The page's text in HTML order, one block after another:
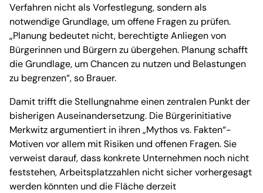
Verfahren nicht als Vorfestlegung, sondern als
notwendige Grundlage, um offene Fragen zu prüfen.
„Planung bedeutet nicht, berechtigte Anliegen von
Bürgerinnen und Bürgern zu übergehen. Planung schafft
die Grundlage, um Chancen zu nutzen und Belastungen
zu begrenzen“, so Brauer.
Damit trifft die Stellungnahme einen zentralen Punkt der
bisherigen Auseinandersetzung. Die Bürgerinitiative
Merkwitz argumentiert in ihren „Mythos vs. Fakten“-
Motiven vor allem mit Risiken und offenen Fragen. Sie
verweist darauf, dass konkrete Unternehmen noch nicht
feststehen, Arbeitsplatzzahlen nicht sicher vorhergesagt
werden könnten und die Fläche derzeit